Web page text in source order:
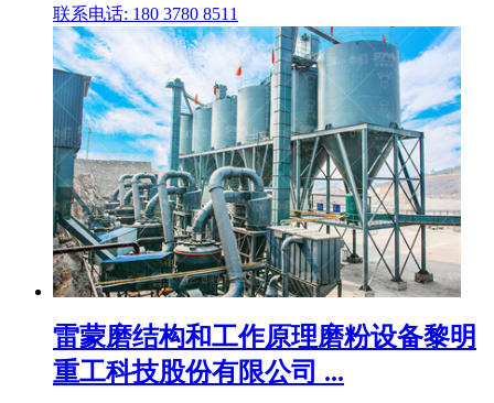
联系电话: 180 3780 8511
雷蒙磨结构和工作原理磨粉设备黎明
重工科技股份有限公司 ...